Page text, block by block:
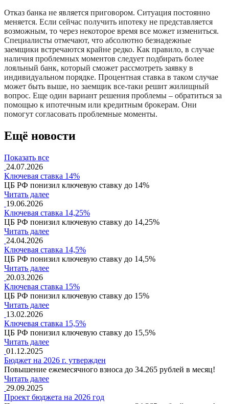
Отказ банка не является приговором. Ситуация постоянно
меняется. Если сейчас получить ипотеку не представляется
возможным, то через некоторое время все может измениться.
Специалисты отмечают, что абсолютно безнадежные
заемщики встречаются крайне редко. Как правило, в случае
наличия проблемных моментов следует подбирать более
лояльный банк, который сможет рассмотреть заявку в
индивидуальном порядке. Процентная ставка в таком случае
может быть выше, но заемщик все-таки решит жилищный
вопрос. Еще один вариант решения проблемы – обратиться за
помощью к ипотечным или кредитным брокерам. Они
помогут согласовать проблемные моменты.
Ещё новости
Показать все
24.07.2026
Ключевая ставка 14%
ЦБ РФ понизил ключевую ставку до 14%
Читать далее
19.06.2026
Ключевая ставка 14,25%
ЦБ РФ понизил ключевую ставку до 14,25%
Читать далее
24.04.2026
Ключевая ставка 14,5%
ЦБ РФ понизил ключевую ставку до 14,5%
Читать далее
20.03.2026
Ключевая ставка 15%
ЦБ РФ понизил ключевую ставку до 15%
Читать далее
13.02.2026
Ключевая ставка 15,5%
ЦБ РФ понизил ключевую ставку до 15,5%
Читать далее
01.12.2025
Бюджет на 2026 г. утвержден
Повышение ежемесячного взноса до 34.265 рублей в месяц!
Читать далее
29.09.2025
Проект бюджета на 2026 год